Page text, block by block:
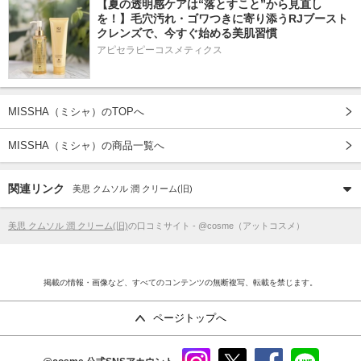
【夏の透明感ケアは“落とすこと”から見直し
を！】毛穴汚れ・ゴワつきに寄り添うRJブースト
クレンズで、今すぐ始める美肌習慣
アピセラピーコスメティクス
MISSHA（ミシャ）のTOPへ
MISSHA（ミシャ）の商品一覧へ
関連リンク 美思 クムソル 潤 クリーム(旧)
美思 クムソル 潤 クリーム(旧)の口コミサイト - @cosme（アットコスメ）
掲載の情報・画像など、すべてのコンテンツの無断複写、転載を禁じます。
ページトップへ